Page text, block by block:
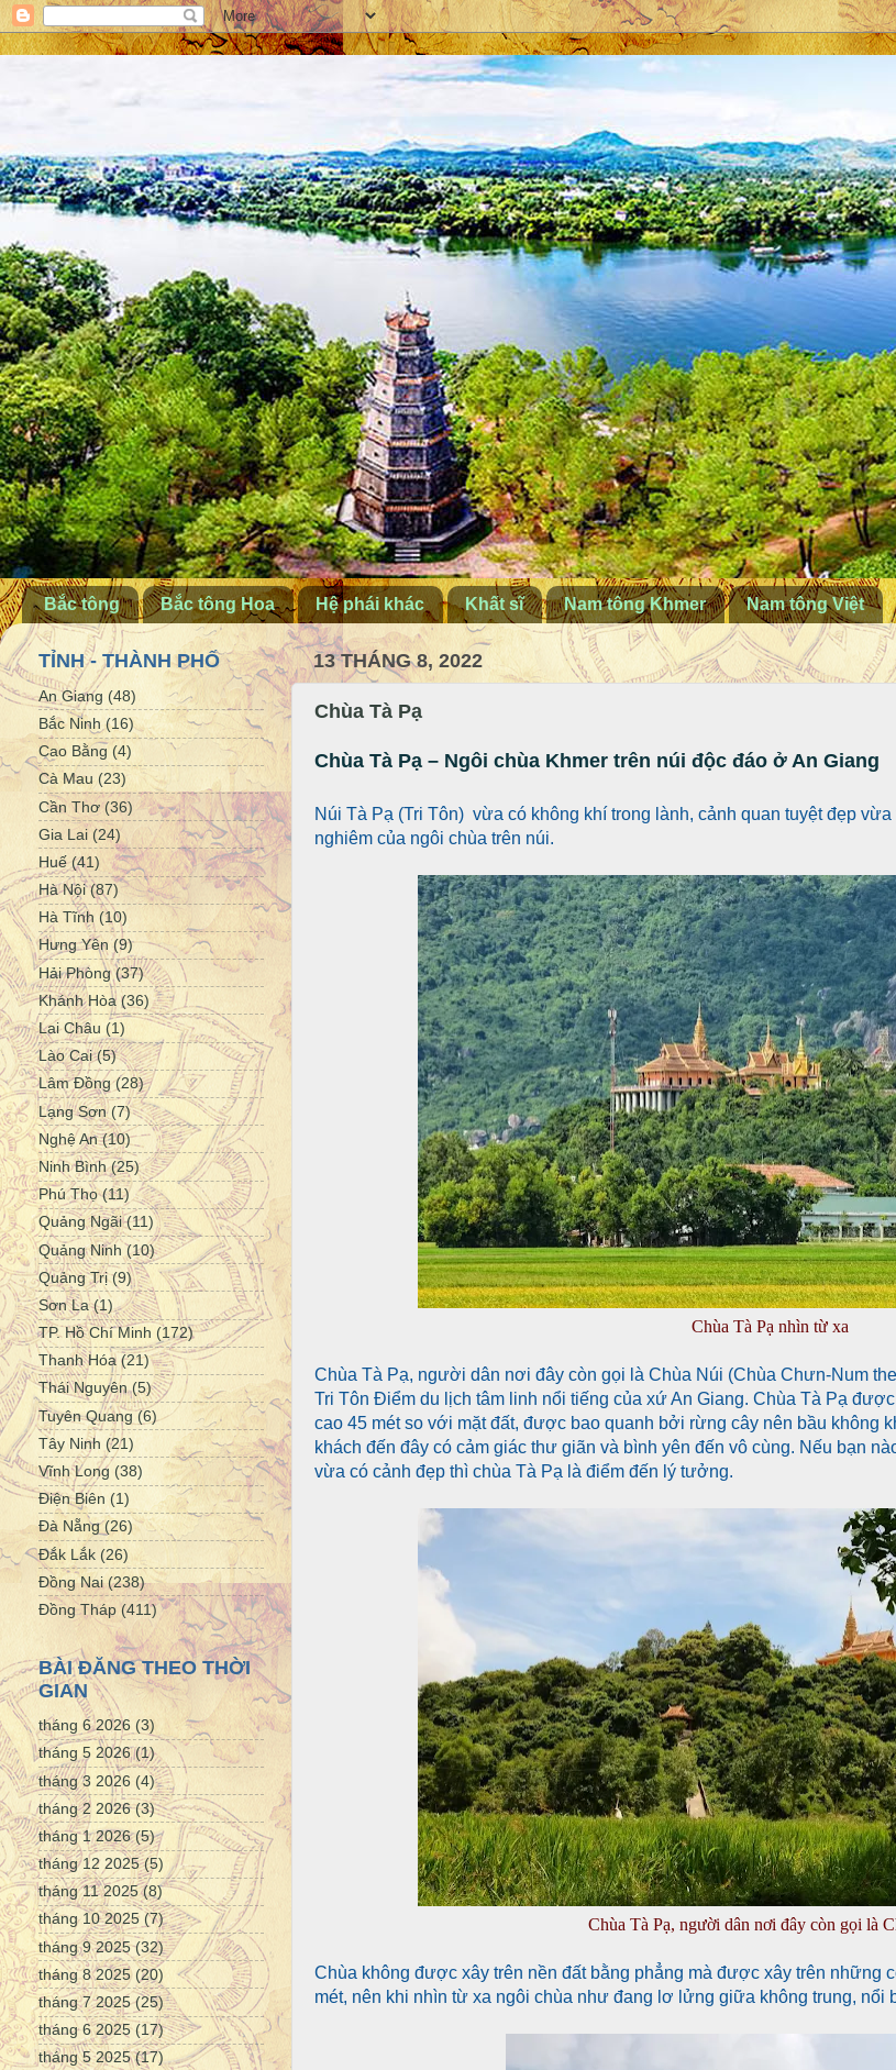
Bắc tông Bắc tông Hoa Hệ phái khác Khất sĩ Nam tông Khmer Nam tông Việt
13 THÁNG 8, 2022
Chùa Tà Pạ
Chùa Tà Pạ – Ngôi chùa Khmer trên núi độc đáo ở An Giang
Núi Tà Pạ (Tri Tôn) vừa có không khí trong lành, cảnh quan tuyệt đẹp
nghiêm của ngôi chùa trên núi.
Chùa Tà Pạ nhìn từ xa
Chùa Tà Pạ, người dân nơi đây còn gọi là Chùa Núi (Chùa Chưn-Num
Tri Tôn Điểm du lịch tâm linh nổi tiếng của xứ An Giang. Chùa Tà Pạ
cao 45 mét so với mặt đất, được bao quanh bởi rừng cây nên bầu không
khách đến đây có cảm giác thư giãn và bình yên đến vô cùng. Nếu bạn
vừa có cảnh đẹp thì chùa Tà Pạ là điểm đến lý tưởng.
Chùa Tà Pạ, người dân nơi đây còn gọi là
Chùa không được xây trên nền đất bằng phẳng mà được xây trên những
mét, nên khi nhìn từ xa ngôi chùa như đang lơ lửng giữa không trung, nổi
TỈNH - THÀNH PHỐ
An Giang (48)
Bắc Ninh (16)
Cao Bằng (4)
Cà Mau (23)
Cần Thơ (36)
Gia Lai (24)
Huế (41)
Hà Nội (87)
Hà Tĩnh (10)
Hưng Yên (9)
Hải Phòng (37)
Khánh Hòa (36)
Lai Châu (1)
Lào Cai (5)
Lâm Đồng (28)
Lạng Sơn (7)
Nghệ An (10)
Ninh Bình (25)
Phú Thọ (11)
Quảng Ngãi (11)
Quảng Ninh (10)
Quảng Trị (9)
Sơn La (1)
TP. Hồ Chí Minh (172)
Thanh Hóa (21)
Thái Nguyên (5)
Tuyên Quang (6)
Tây Ninh (21)
Vĩnh Long (38)
Điện Biên (1)
Đà Nẵng (26)
Đắk Lắk (26)
Đồng Nai (238)
Đồng Tháp (411)
BÀI ĐĂNG THEO THỜI
GIAN
tháng 6 2026 (3)
tháng 5 2026(1)
tháng 3 2026 (4)
tháng 2 2026(3)
tháng 1 2026(5)
tháng 12 2025(5)
tháng 11 2025(8)
tháng 10 2025 (7)
tháng 9 2025(32)
tháng 8 2025(20)
tháng 7 2025(25)
tháng 6 2025(17)
tháng 5 2025(17)